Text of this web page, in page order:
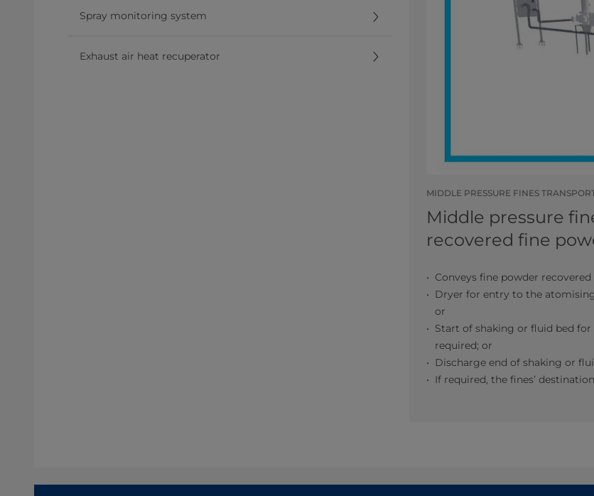
Spray monitoring system
Exhaust air heat recuperator
MIDDLE PRESSURE FINES
Middle pressure
recovered fine
Conveys fine powder
Dryer for entry to the
or
Start of shaking or fluid bed
required; or
Discharge end of shaking or
If required, the fines’